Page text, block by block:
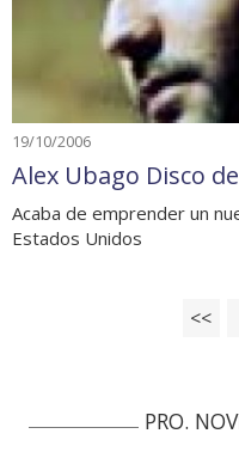
19/10/2006
Alex Ubago Disco
Acaba de emprender un
Estados Unidos
<<
PRO.